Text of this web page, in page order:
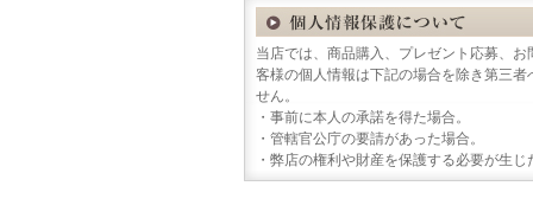
当店では、商品購入、プレゼント応募、
客様の個人情報は下記の場合を除き第三
せん。
・事前に本人の承諾を得た場合。
・管轄官公庁の要請があった場合。
・弊店の権利や財産を保護する必要が生じ